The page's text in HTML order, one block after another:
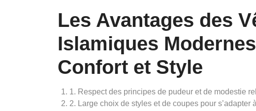
Les Avantages des
Islamiques
Confort et Style
1. Respect des principes de pudeur et de modestie
2. Large choix de styles et de coupes pour s’adapter